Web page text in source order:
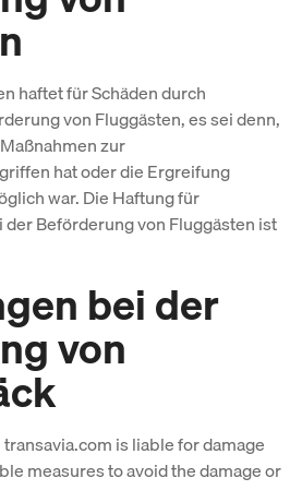
haftet für Schäden durch
von Fluggästen, es sei denn,
zur
hat oder die Ergreifung
war. Die Haftung für
Beförderung von Fluggästen ist
bei der
von
is liable for damage
measures to avoid the damage or